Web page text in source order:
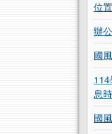
位
辦
國
息
國